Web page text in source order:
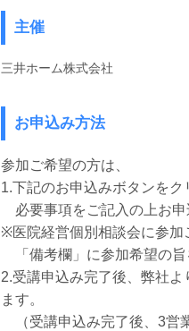
主催
三井ホーム株式会社
お申込み方法
参加ご希望の方は、
1.下記のお申込みボタンを
必要事項をご記入の上お申
※医院経営個別相談会に参加
「備考欄」に参加希望の旨
2.受講申込み完了後、弊社
ます。
（受講申込み完了後、3営